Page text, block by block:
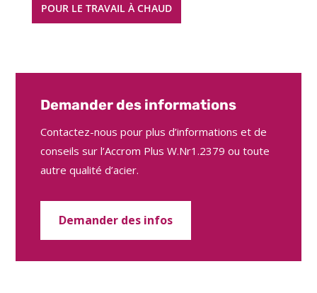
POUR LE TRAVAIL À CHAUD
Demander des informations
Contactez-nous pour plus d’informations et de
conseils sur l’Accrom Plus W.Nr1.2379 ou toute
autre qualité d’acier.
Demander des infos